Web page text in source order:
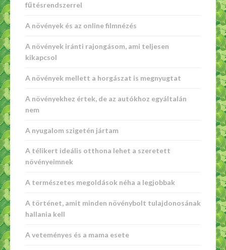
fűtésrendszerrel
A növények és az online filmnézés
A növények iránti rajongásom, ami teljesen
kikapcsol
A növények mellett a horgászat is megnyugtat
A növényekhez értek, de az autókhoz egyáltalán
nem
A nyugalom szigetén jártam
A télikert ideális otthona lehet a szeretett
növényeimnek
A természetes megoldások néha a legjobbak
A történet, amit minden növénybolt tulajdonosának
hallania kell
A veteményes és a mama esete